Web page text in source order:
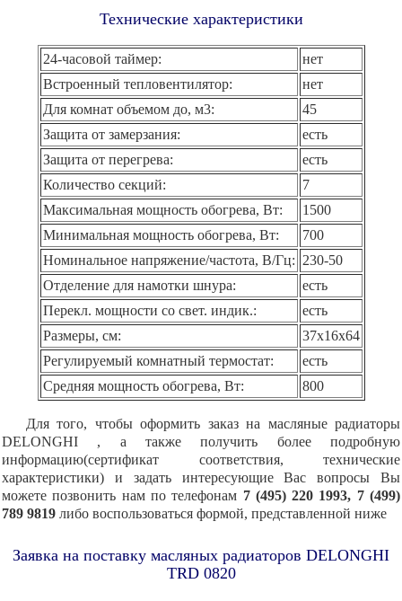
Технические характеристики
24-часовой таймер:
нет
Встроенный тепловентилятор:
нет
Для комнат объемом до, м3:
45
Защита от замерзания:
есть
Защита от перегрева:
есть
Количество секций:
7
Максимальная мощность обогрева, Вт:
1500
Минимальная мощность обогрева, Вт:
700
Номинальное напряжение/частота, В/Гц: 230-50
Отделение для намотки шнура:
есть
Перекл. мощности со свет. индик.:
есть
Размеры, см:
37х16х64
Регулируемый комнатный термостат:
есть
Средняя мощность обогрева, Вт:
800
Для того, чтобы оформить заказ на масляные радиаторы
DELONGHI , а также получить более подробную
информацию(сертификат соответствия, технические
характеристики) и задать интересующие Вас вопросы Вы
можете позвонить нам по телефонам 7 (495) 220 1993, 7 (499)
789 9819 либо воспользоваться формой, представленной ниже
Заявка на поставку масляных радиаторов DELONGHI
TRD 0820